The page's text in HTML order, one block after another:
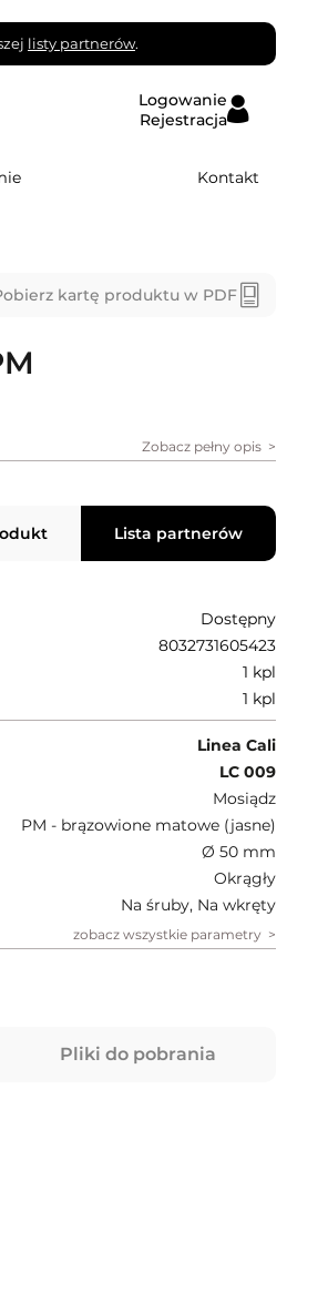
listy partnerów.
Logowanie
Rejestracja
Kontakt
kartę produktu w PDF
Zobacz pełny opis
Lista partnerów
Dostępny
8032731605423
1 kpl
1 kpl
Linea Cali
LC 009
Mosiądz
PM - brązowione matowe (jasne)
Ø 50 mm
Okrągły
Na śruby, Na wkręty
zobacz wszystkie parametry
Pliki do pobrania